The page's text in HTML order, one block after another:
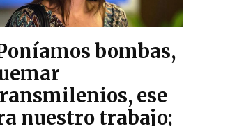
bombas,
ese
nuestro trabajo;